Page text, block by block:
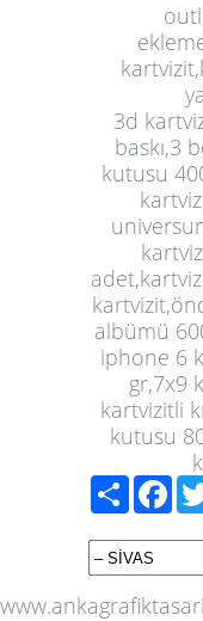
3d
baskı,3
kutusu
albümü
iphone 6
gr,7x9
kartvizitli
kutusu
Paylaş